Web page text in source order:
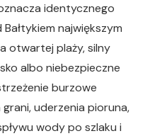
identycznego
największym
otwartej plaży, silny
albo niebezpieczne
burzowe
uderzenia pioruna,
wody po szlaku i